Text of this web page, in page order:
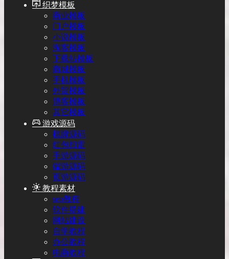
织梦模板
商业模板
门户模板
小说模板
淘客模板
下载站模板
商城模板
手机模板
外贸模板
博客模板
其它模板
游戏源码
棋牌源码
红包扫雷
手游源码
端游源码
页游源码
教程素材
seo教程
软件搭建
网站建设
自学教程
办公教程
电商教程